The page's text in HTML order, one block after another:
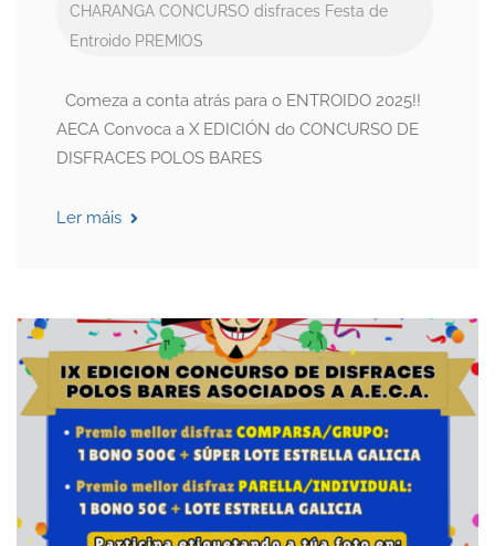
CHARANGA CONCURSO disfraces Festa de
Entroido PREMIOS
Comeza a conta atrás para o ENTROIDO 2025!!
AECA Convoca a X EDICIÓN do CONCURSO DE
DISFRACES POLOS BARES
Ler máis